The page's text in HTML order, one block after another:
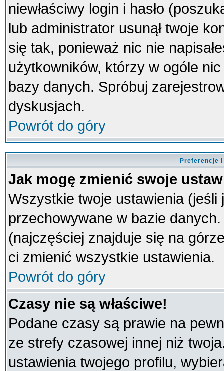
niewłaściwy login i hasło
lub administrator usunął twoje
się tak, ponieważ nic nie
użytkowników, którzy w ogóle
bazy danych. Spróbuj
dyskusjach.
Powrót do góry
Preferencje
Jak mogę zmienić swoje
Wszystkie twoje ustawienia
przechowywane w bazie
(najczęściej znajduje się na
ci zmienić wszystkie ustawienia.
Powrót do góry
Czasy nie są właściwe!
Podane czasy są prawie na
ze strefy czasowej innej niż
ustawienia twojego profilu,